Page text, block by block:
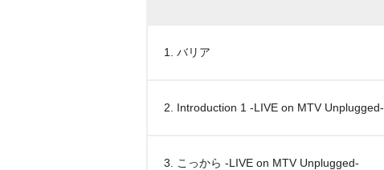
1. バリア
2. Introduction 1 -LIVE on MTV Unplugged-
3. こっから -LIVE on MTV Unplugged-